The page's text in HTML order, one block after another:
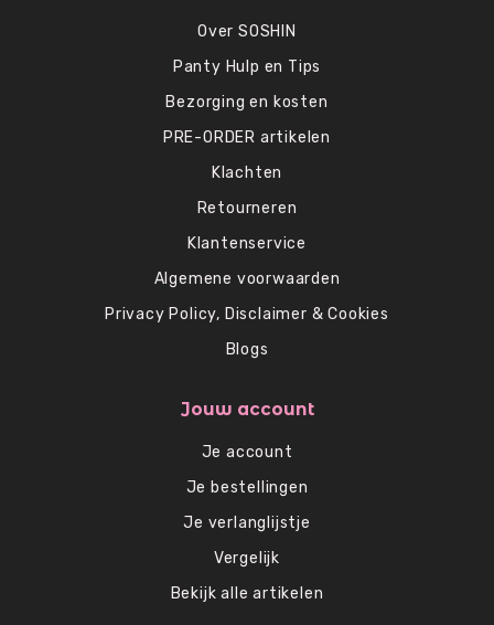
Over SOSHIN
Panty Hulp en Tips
Bezorging en kosten
PRE-ORDER artikelen
Klachten
Retourneren
Klantenservice
Algemene voorwaarden
Privacy Policy, Disclaimer & Cookies
Blogs
Jouw account
Je account
Je bestellingen
Je verlanglijstje
Vergelijk
Bekijk alle artikelen